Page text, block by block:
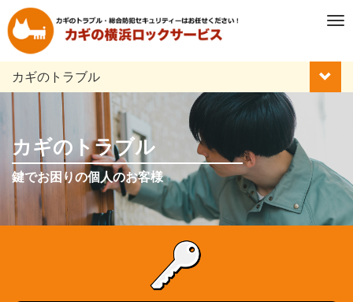
M
n
カギのトラブル
カギのトラブル
鍵でお困りの個人のお客様